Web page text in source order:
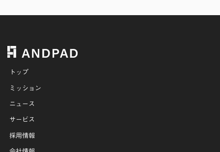
トップ
ミッション
ニュース
サービス
採用情報